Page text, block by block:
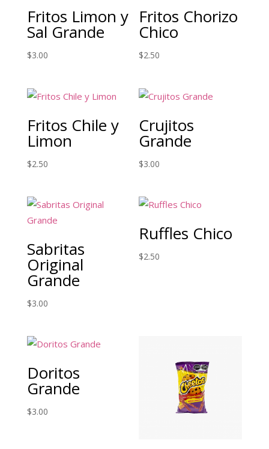
Fritos Limon y
Sal Grande
$3.00
Fritos Chorizo
Chico
$2.50
Fritos Chile y
Limon
$2.50
Crujitos
Grande
$3.00
Sabritas
Original
Grande
$3.00
Ruffles Chico
$2.50
Doritos
Grande
$3.00